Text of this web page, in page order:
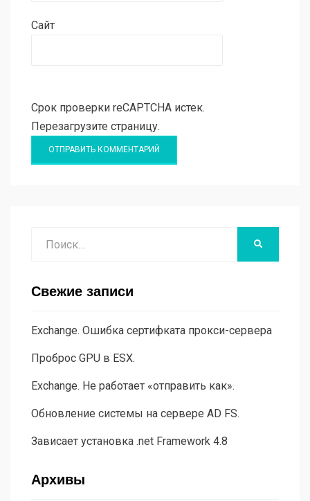
Сайт
Срок проверки reCAPTCHA истек.
Перезагрузите страницу.
Свежие записи
Exchange. Ошибка сертифката прокси-сервера
Проброс GPU в ESX.
Exchange. Не работает «отправить как».
Обновление системы на сервере AD FS.
Зависает установка .net Framework 4.8
Архивы